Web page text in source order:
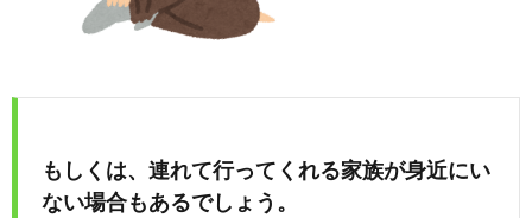
もしくは、連れて行ってくれる家族が身近にい
ない場合もあるでしょう。